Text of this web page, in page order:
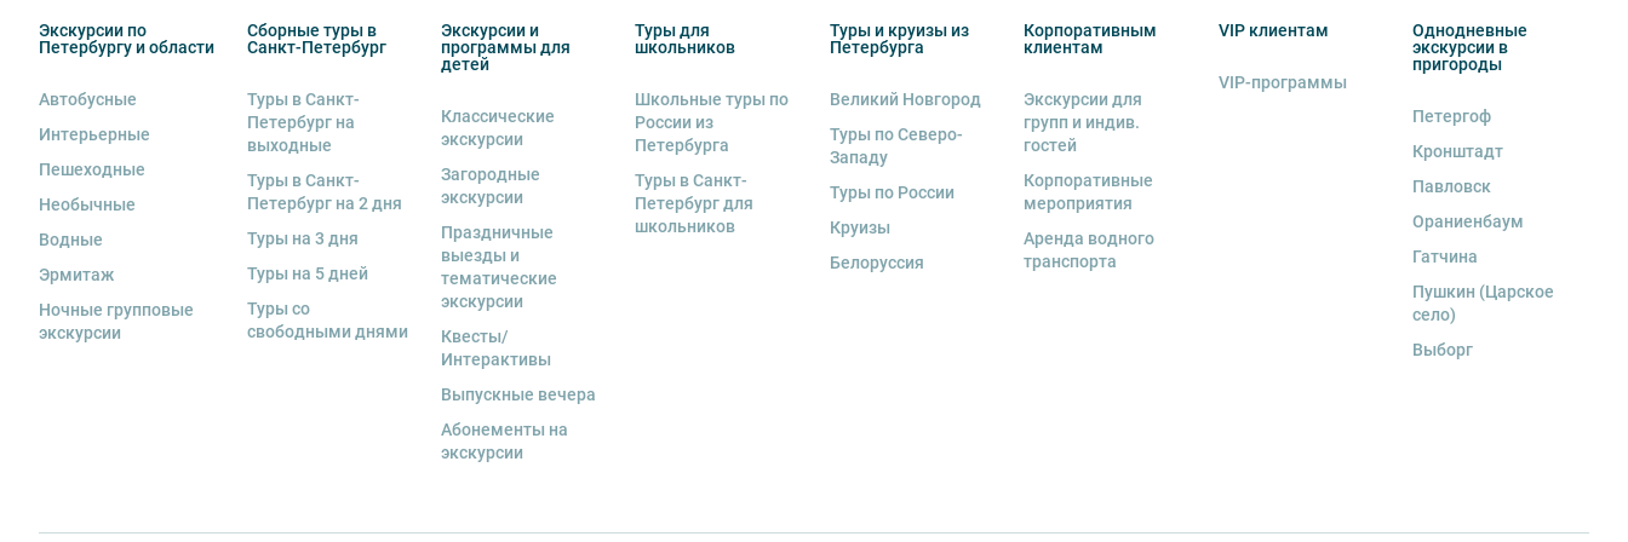
экскурсанта. В случае утери или порчи оборудования экскурсант обязан возместить полную
стоимость комплекта в размере 5500 руб. 00 коп.
Экскурсии по
Петербургу и области
Автобусные
Интерьерные
Пешеходные
Необычные
Водные
Эрмитаж
Ночные групповые
экскурсии
Сборные туры в
Санкт-Петербург
Туры в Санкт-
Петербург на
выходные
Туры в Санкт-
Петербург на 2 дня
Туры на 3 дня
Туры на 5 дней
Туры со
свободными днями
Экскурсии и
программы для
детей
Классические
экскурсии
Загородные
экскурсии
Праздничные
выезды и
тематические
экскурсии
Квесты/
Интерактивы
Выпускные вечера
Абонементы на
экскурсии
Туры для
школьников
Школьные туры по
России из
Петербурга
Туры в Санкт-
Петербург для
школьников
Туры и круизы из
Петербурга
Великий Новгород
Туры по Северо-
Западу
Туры по России
Круизы
Белоруссия
Корпоративным
клиентам
Экскурсии для
групп и индив.
гостей
Корпоративные
мероприятия
Аренда водного
транспорта
VIP клиентам
VIP-программы
Однодневные
экскурсии в
пригороды
Петергоф
Кронштадт
Павловск
Ораниенбаум
Гатчина
Пушкин (Царское
село)
Выборг